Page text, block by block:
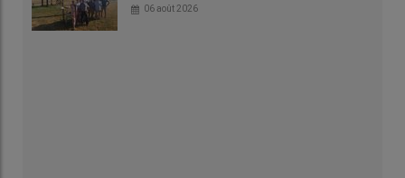
06 août 2026